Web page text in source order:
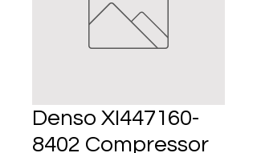
Denso XI447160-
8402 Compressor